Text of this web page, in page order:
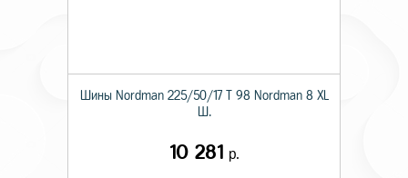
Шины Nordman 225/50/17 T 98 Nordman 8 XL
Ш.
10 281 р.